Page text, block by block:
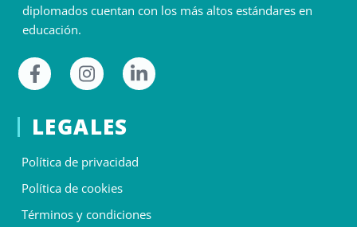
diplomados cuentan con los más altos estándares en
educación.
LEGALES
Política de privacidad
Política de cookies
Términos y condiciones